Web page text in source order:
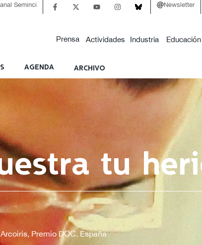
Seminci Newsletter
Prensa Actividades Industria Educación
AGENDA ARCHIVO
tu
Premio DOC. España